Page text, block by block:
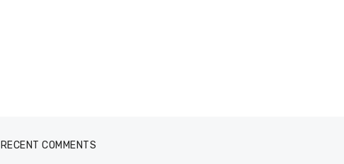
RECENT COMMENTS